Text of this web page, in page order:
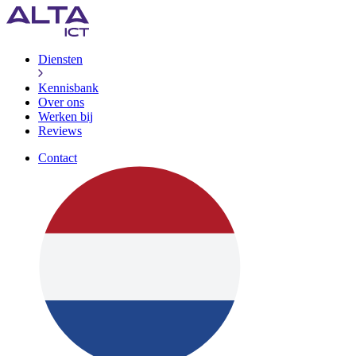
Diensten
Kennisbank
Over ons
Werken bij
Reviews
Contact